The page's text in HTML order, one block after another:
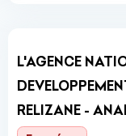
L'AGENCE
RELIZANE -